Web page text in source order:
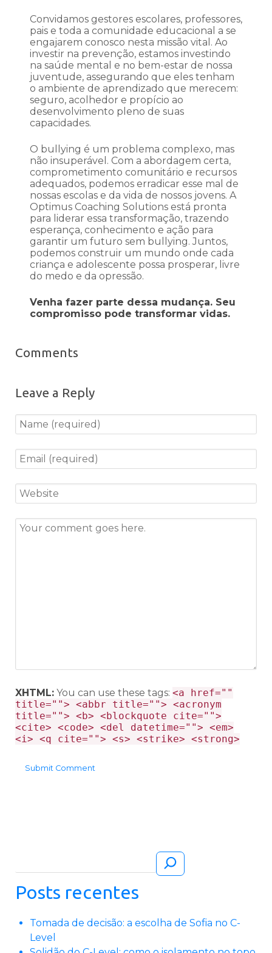
Convidamos gestores escolares, professores,
pais e toda a comunidade educacional a se
engajarem conosco nesta missão vital. Ao
investir na prevenção, estamos investindo
na saúde mental e no bem-estar de nossa
juventude, assegurando que eles tenham
o ambiente de aprendizado que merecem:
seguro, acolhedor e propício ao
desenvolvimento pleno de suas
capacidades.
O bullying é um problema complexo, mas
não insuperável. Com a abordagem certa,
comprometimento comunitário e recursos
adequados, podemos erradicar esse mal de
nossas escolas e da vida de nossos jovens. A
Optimus Coaching Solutions está pronta
para liderar essa transformação, trazendo
esperança, conhecimento e ação para
garantir um futuro sem bullying. Juntos,
podemos construir um mundo onde cada
criança e adolescente possa prosperar, livre
do medo e da opressão.
Venha fazer parte dessa mudança. Seu
compromisso pode transformar vidas.
Comments
Leave a Reply
XHTML: You can use these tags: <a href=""
title=""> <abbr title=""> <acronym
title=""> <b> <blockquote cite="">
<cite> <code> <del datetime=""> <em>
<i> <q cite=""> <s> <strike> <strong>
Posts recentes
Tomada de decisão: a escolha de Sofia no C-
Level